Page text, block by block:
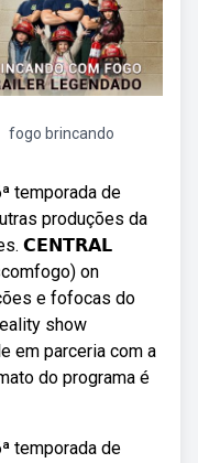
fogo brincando
temporada de
produções da
𝗖𝗘𝗡𝗧𝗥𝗔𝗟
on
e fofocas do
show
em parceria com a
do programa é
temporada de